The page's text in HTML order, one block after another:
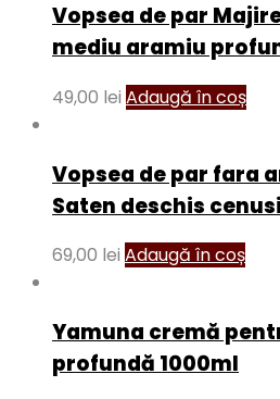
Vopsea de par
mediu aramiu
49,00 lei Adaugă în coș
Vopsea de par fara
Saten deschis
69,00 lei Adaugă în coș
Yamuna cremă
profundă 1000ml